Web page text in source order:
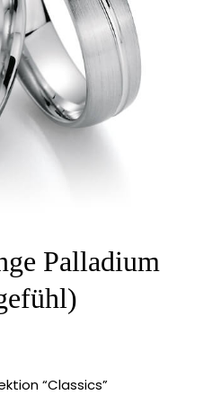
Palladium
“Classics”